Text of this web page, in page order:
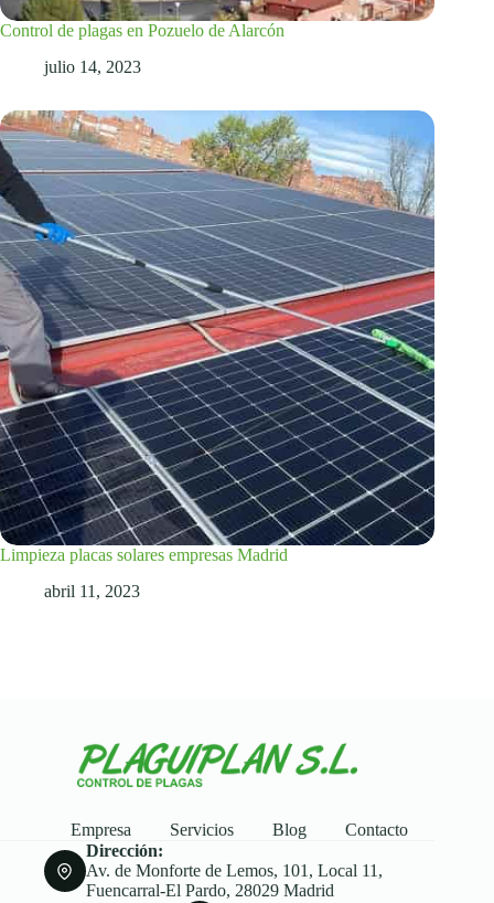
Control de plagas en Pozuelo de Alarcón
julio 14, 2023
Limpieza placas solares empresas Madrid
abril 11, 2023
Empresa Servicios Blog
Contacto
Dirección:
Av. de Monforte de Lemos, 101, Local 11,
Fuencarral-El Pardo, 28029 Madrid